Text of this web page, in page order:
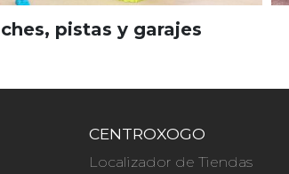
pistas y garajes
CENTROXOGO
Localizador de Tiendas